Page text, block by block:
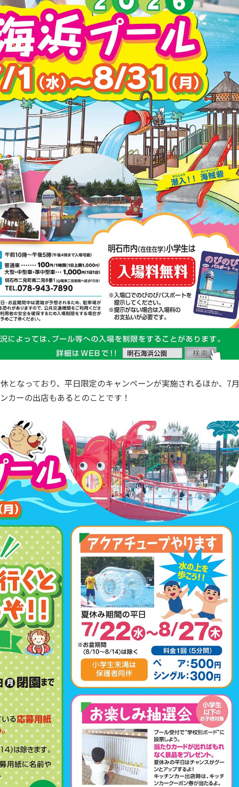
となっており、平日限定のキャンペーンが実施されるほか、7月
カーの出店もあるとのことです！